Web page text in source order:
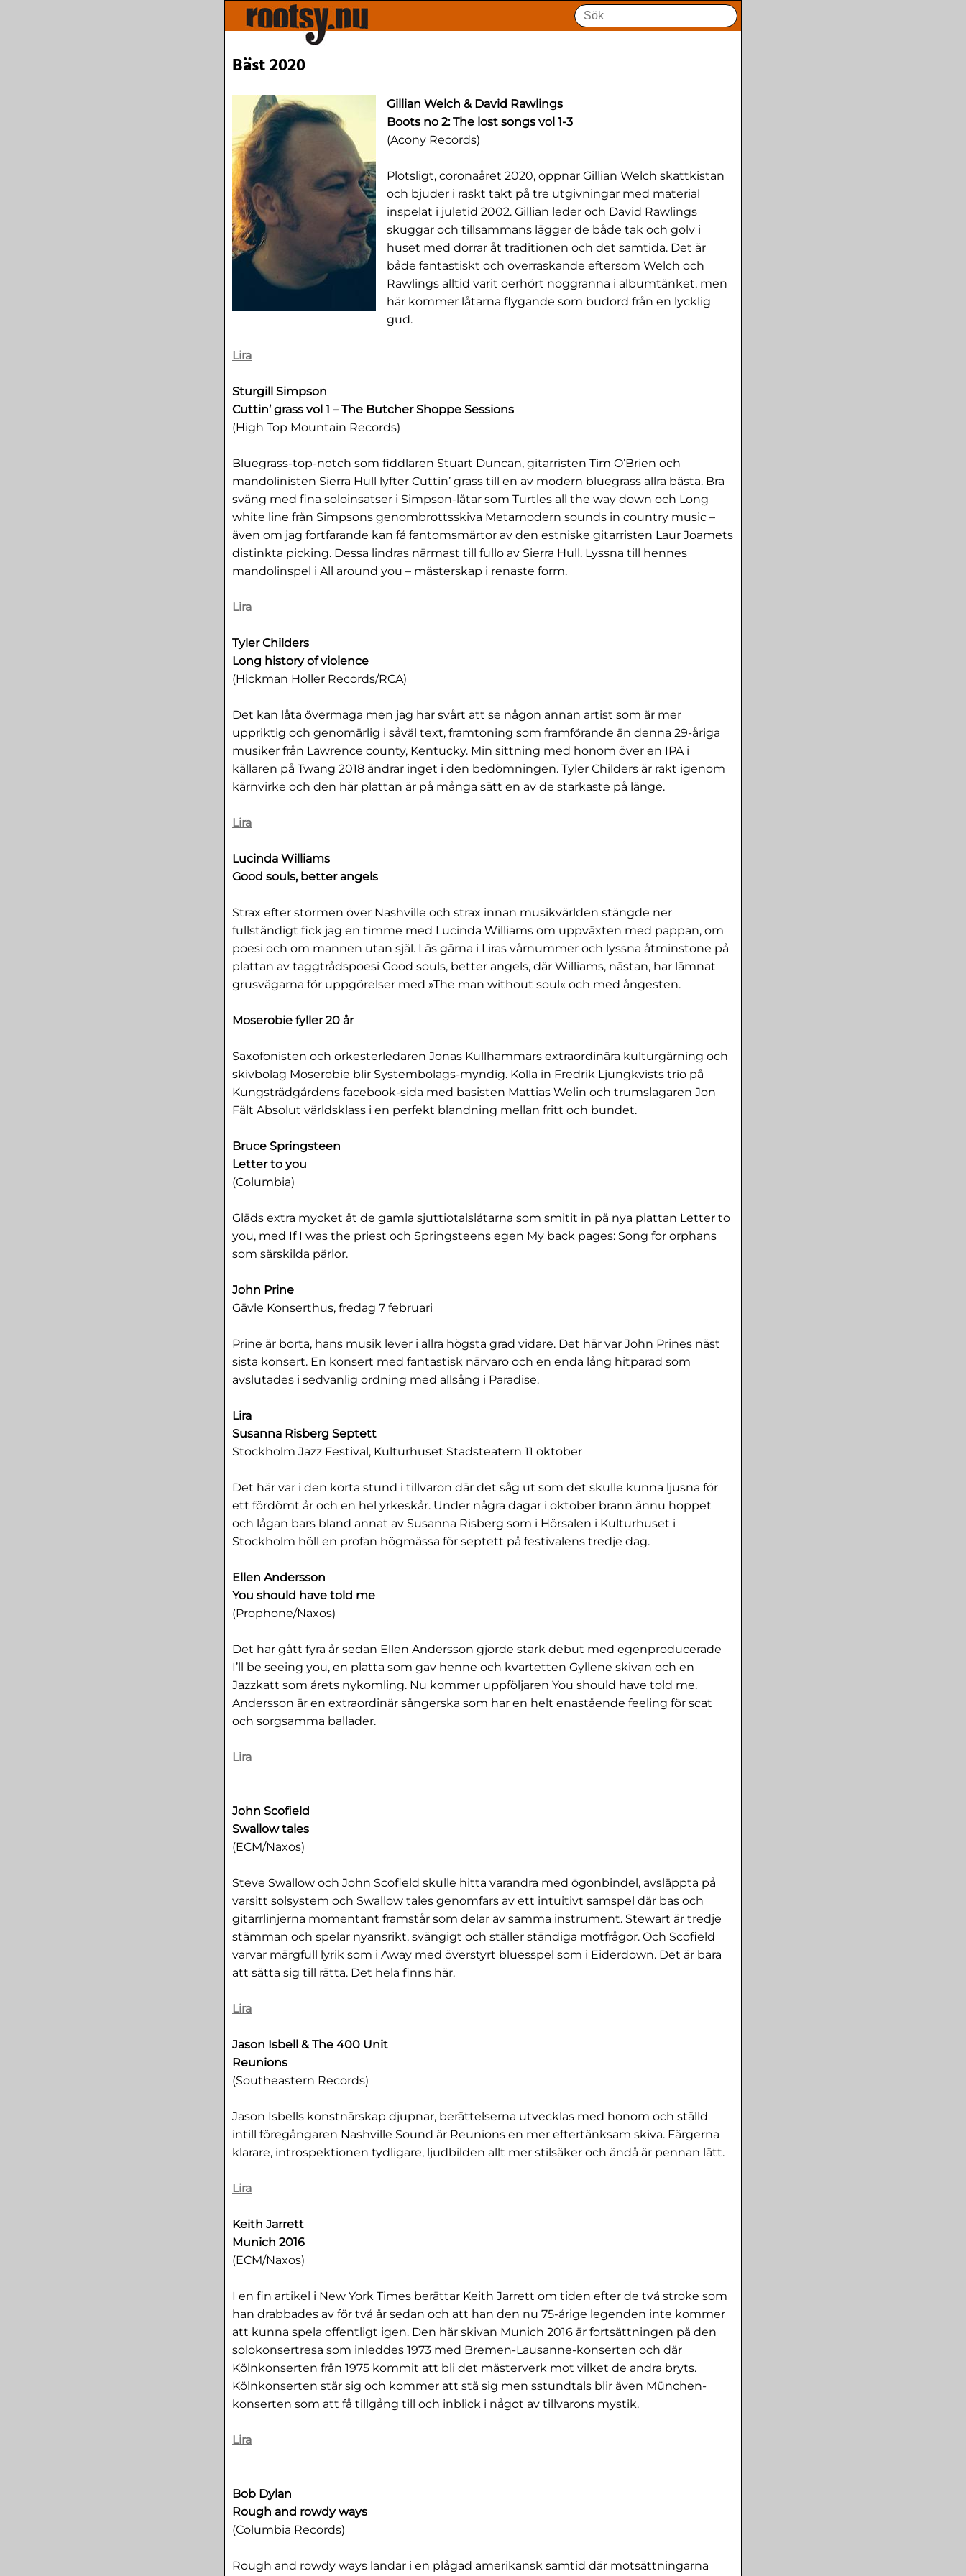
Bäst 2020
Gillian Welch & David Rawlings
Boots no 2: The lost songs vol 1-3
(Acony Records)
Plötsligt, coronaåret 2020, öppnar Gillian Welch skattkistan
och bjuder i raskt takt på tre utgivningar med material
inspelat i juletid 2002. Gillian leder och David Rawlings
skuggar och tillsammans lägger de både tak och golv i
huset med dörrar åt traditionen och det samtida. Det är
både fantastiskt och överraskande eftersom Welch och
Rawlings alltid varit oerhört noggranna i albumtänket, men
här kommer låtarna flygande som budord från en lycklig
gud.
Lira
Sturgill Simpson
Cuttin’ grass vol 1 – The Butcher Shoppe Sessions
(High Top Mountain Records)
Bluegrass-top-notch som fiddlaren Stuart Duncan, gitarristen Tim O’Brien och
mandolinisten Sierra Hull lyfter Cuttin’ grass till en av modern bluegrass allra bästa. Bra
sväng med fina soloinsatser i Simpson-låtar som Turtles all the way down och Long
white line från Simpsons genombrottsskiva Metamodern sounds in country music –
även om jag fortfarande kan få fantomsmärtor av den estniske gitarristen Laur Joamets
distinkta picking. Dessa lindras närmast till fullo av Sierra Hull. Lyssna till hennes
mandolinspel i All around you – mästerskap i renaste form.
Lira
Tyler Childers
Long history of violence
(Hickman Holler Records/RCA)
Det kan låta övermaga men jag har svårt att se någon annan artist som är mer
uppriktig och genomärlig i såväl text, framtoning som framförande än denna 29-åriga
musiker från Lawrence county, Kentucky. Min sittning med honom över en IPA i
källaren på Twang 2018 ändrar inget i den bedömningen. Tyler Childers är rakt igenom
kärnvirke och den här plattan är på många sätt en av de starkaste på länge.
Lira
Lucinda Williams
Good souls, better angels
Strax efter stormen över Nashville och strax innan musikvärlden stängde ner
fullständigt fick jag en timme med Lucinda Williams om uppväxten med pappan, om
poesi och om mannen utan själ. Läs gärna i Liras vårnummer och lyssna åtminstone på
plattan av taggtrådspoesi Good souls, better angels, där Williams, nästan, har lämnat
grusvägarna för uppgörelser med »The man without soul« och med ångesten.
Moserobie fyller 20 år
Saxofonisten och orkesterledaren Jonas Kullhammars extraordinära kulturgärning och
skivbolag Moserobie blir Systembolags-myndig. Kolla in Fredrik Ljungkvists trio på
Kungsträdgårdens facebook-sida med basisten Mattias Welin och trumslagaren Jon
Fält Absolut världsklass i en perfekt blandning mellan fritt och bundet.
Bruce Springsteen
Letter to you
(Columbia)
Gläds extra mycket åt de gamla sjuttiotalslåtarna som smitit in på nya plattan Letter to
you, med If I was the priest och Springsteens egen My back pages: Song for orphans
som särskilda pärlor.
John Prine
Gävle Konserthus, fredag 7 februari
Prine är borta, hans musik lever i allra högsta grad vidare. Det här var John Prines näst
sista konsert. En konsert med fantastisk närvaro och en enda lång hitparad som
avslutades i sedvanlig ordning med allsång i Paradise.
Lira
Susanna Risberg Septett
Stockholm Jazz Festival, Kulturhuset Stadsteatern 11 oktober
Det här var i den korta stund i tillvaron där det såg ut som det skulle kunna ljusna för
ett fördömt år och en hel yrkeskår. Under några dagar i oktober brann ännu hoppet
och lågan bars bland annat av Susanna Risberg som i Hörsalen i Kulturhuset i
Stockholm höll en profan högmässa för septett på festivalens tredje dag.
Ellen Andersson
You should have told me
(Prophone/Naxos)
Det har gått fyra år sedan Ellen Andersson gjorde stark debut med egenproducerade
I’ll be seeing you, en platta som gav henne och kvartetten Gyllene skivan och en
Jazzkatt som årets nykomling. Nu kommer uppföljaren You should have told me.
Andersson är en extraordinär sångerska som har en helt enastående feeling för scat
och sorgsamma ballader.
Lira
John Scofield
Swallow tales
(ECM/Naxos)
Steve Swallow och John Scofield skulle hitta varandra med ögonbindel, avsläppta på
varsitt solsystem och Swallow tales genomfars av ett intuitivt samspel där bas och
gitarrlinjerna momentant framstår som delar av samma instrument. Stewart är tredje
stämman och spelar nyansrikt, svängigt och ställer ständiga motfrågor. Och Scofield
varvar märgfull lyrik som i Away med överstyrt bluesspel som i Eiderdown. Det är bara
att sätta sig till rätta. Det hela finns här.
Lira
Jason Isbell & The 400 Unit
Reunions
(Southeastern Records)
Jason Isbells konstnärskap djupnar, berättelserna utvecklas med honom och ställd
intill föregångaren Nashville Sound är Reunions en mer eftertänksam skiva. Färgerna
klarare, introspektionen tydligare, ljudbilden allt mer stilsäker och ändå är pennan lätt.
Lira
Keith Jarrett
Munich 2016
(ECM/Naxos)
I en fin artikel i New York Times berättar Keith Jarrett om tiden efter de två stroke som
han drabbades av för två år sedan och att han den nu 75-årige legenden inte kommer
att kunna spela offentligt igen. Den här skivan Munich 2016 är fortsättningen på den
solokonsertresa som inleddes 1973 med Bremen-Lausanne-konserten och där
Kölnkonserten från 1975 kommit att bli det mästerverk mot vilket de andra bryts.
Kölnkonserten står sig och kommer att stå sig men sstundtals blir även München-
konserten som att få tillgång till och inblick i något av tillvarons mystik.
Lira
Bob Dylan
Rough and rowdy ways
(Columbia Records)
Rough and rowdy ways landar i en plågad amerikansk samtid där motsättningarna